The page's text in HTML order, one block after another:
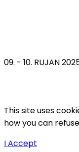
09. - 10. RUJAN
This site uses
how you can
I Accept